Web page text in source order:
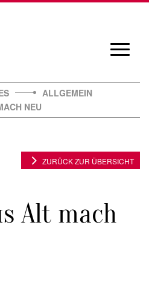
ALLGEMEIN
NEU
Alt mach
ZURÜCK ZUR ÜBERSICHT